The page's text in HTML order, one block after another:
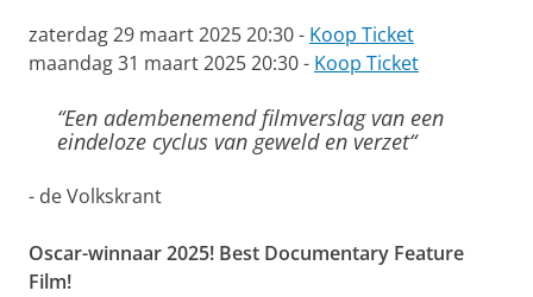
zaterdag 29 maart 2025 20:30 - Koop Ticket
maandag 31 maart 2025 20:30 - Koop Ticket
“Een adembenemend filmverslag van een
eindeloze cyclus van geweld en verzet“
- de Volkskrant
Oscar-winnaar 2025! Best Documentary Feature
Film!